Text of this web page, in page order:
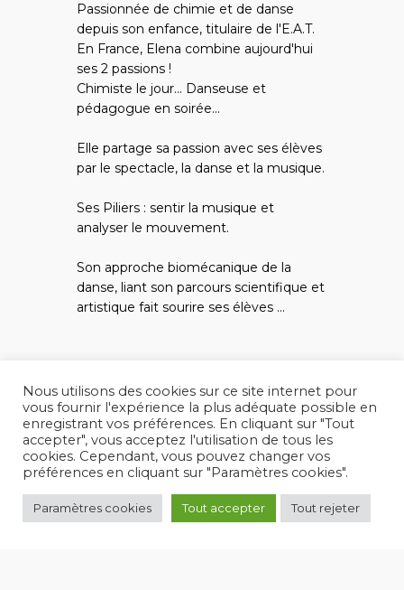
Passionnée de chimie et de danse
depuis son enfance, titulaire de l'E.A.T.
En France, Elena combine aujourd'hui
ses 2 passions !
Chimiste le jour... Danseuse et
pédagogue en soirée...
Elle partage sa passion avec ses élèves
par le spectacle, la danse et la musique.
Ses Piliers : sentir la musique et
analyser le mouvement.
Son approche biomécanique de la
danse, liant son parcours scientifique et
artistique fait sourire ses élèves ...
Cours de danse
Conflans-Sainte-Honorine
Nous utilisons des cookies sur ce site internet pour
vous fournir l'expérience la plus adéquate possible en
enregistrant vos préférences. En cliquant sur "Tout
accepter", vous acceptez l'utilisation de tous les
cookies. Cependant, vous pouvez changer vos
préférences en cliquant sur "Paramètres cookies".
Paramètres cookies Tout accepter Tout rejeter